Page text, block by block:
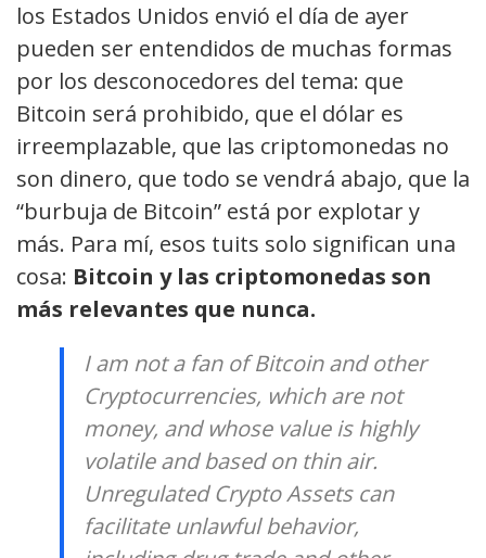
los Estados Unidos envió el día de ayer
pueden ser entendidos de muchas formas
por los desconocedores del tema: que
Bitcoin será prohibido, que el dólar es
irreemplazable, que las criptomonedas no
son dinero, que todo se vendrá abajo, que la
“burbuja de Bitcoin” está por explotar y
más. Para mí, esos tuits solo significan una
cosa: Bitcoin y las criptomonedas son
más relevantes que nunca.
I am not a fan of Bitcoin and other
Cryptocurrencies, which are not
money, and whose value is highly
volatile and based on thin air.
Unregulated Crypto Assets can
facilitate unlawful behavior,